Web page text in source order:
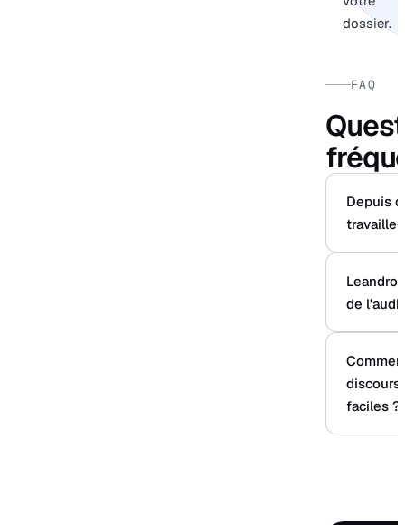
dossier.
FAQ
Depuis
Leandro
de
discours
faciles ?